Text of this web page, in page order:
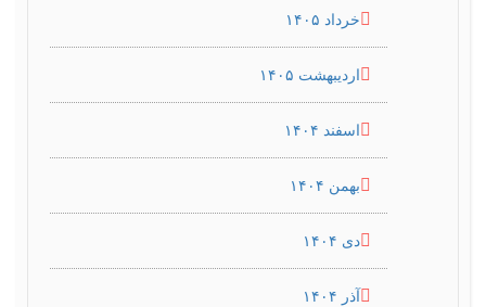
خرداد ۱۴۰۵
اردیبهشت ۱۴۰۵
اسفند ۱۴۰۴
بهمن ۱۴۰۴
دی ۱۴۰۴
آذر ۱۴۰۴